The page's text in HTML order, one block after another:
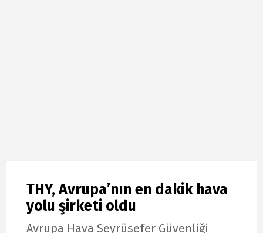
THY, Avrupa’nın en dakik hava
yolu şirketi oldu
Avrupa Hava Seyrüsefer Güvenliği